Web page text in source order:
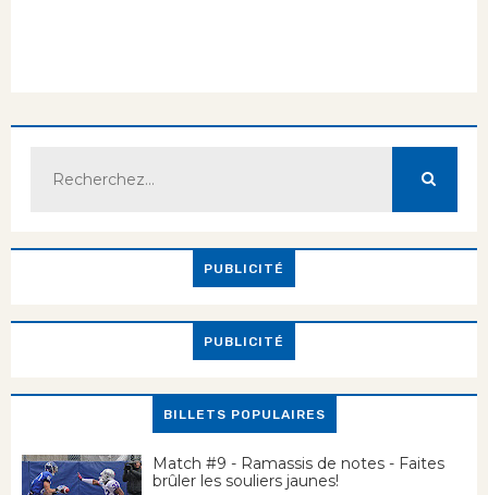
PUBLICITÉ
PUBLICITÉ
BILLETS POPULAIRES
Match #9 - Ramassis de notes - Faites
brûler les souliers jaunes!